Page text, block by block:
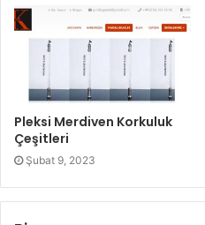
Pleksi Merdiven Korkuluk
Çeşitleri
Şubat 9, 2023